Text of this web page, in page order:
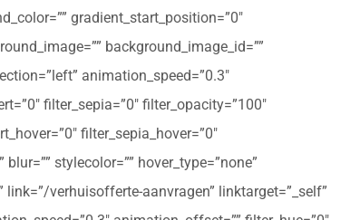
gradient_start_position=”0″
background_image_id=””
animation_speed=”0.3″
filter_sepia=”0″ filter_opacity=”100″
filter_sepia_hover=”0″
stylecolor=”” hover_type=”none”
link=”/verhuisofferte-aanvragen” linktarget=”_self”